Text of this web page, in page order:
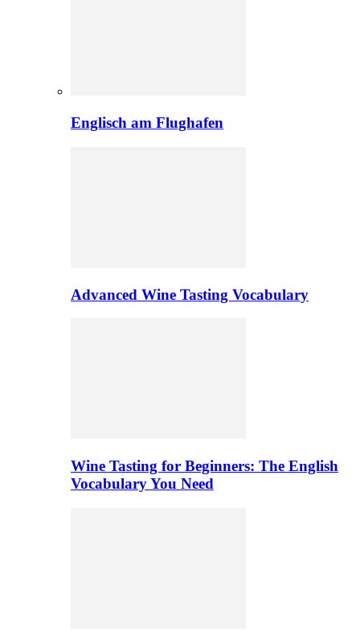
Englisch am Flughafen
Advanced Wine Tasting Vocabulary
Wine Tasting for Beginners: The English
Vocabulary You Need